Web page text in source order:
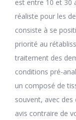
est entre 10 et 30
réaliste pour les
consiste à se
priorité au
traitement des
conditions pré-
un composé de
souvent, avec
avis contraire de